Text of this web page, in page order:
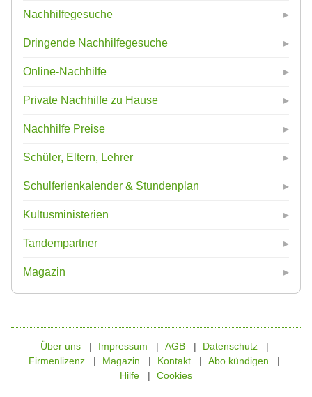
Nachhilfegesuche
Dringende Nachhilfegesuche
Online-Nachhilfe
Private Nachhilfe zu Hause
Nachhilfe Preise
Schüler, Eltern, Lehrer
Schulferienkalender & Stundenplan
Kultusministerien
Tandempartner
Magazin
Über uns Impressum AGB
Datenschutz
Firmenlizenz
Magazin Kontakt
Abo kündigen
Hilfe
Cookies